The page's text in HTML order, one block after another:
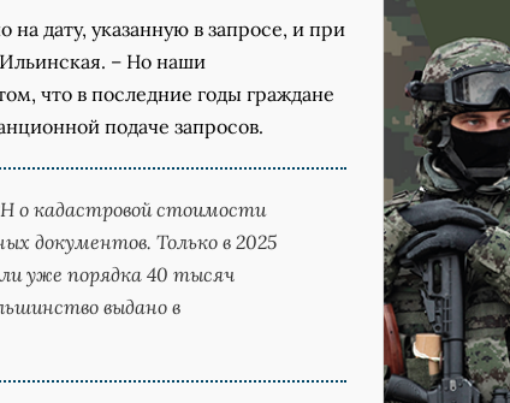
на дату, указанную в запросе, и при
– Но наши
что в последние годы граждане
подаче запросов.
о кадастровой стоимости
документов. Только в 2025
уже порядка 40 тысяч
выдано в